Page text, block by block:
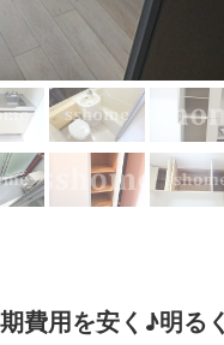
費用を安く♪明